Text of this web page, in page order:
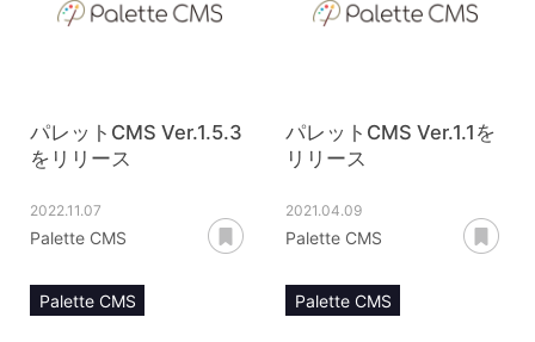
パレットCMS Ver.1.5.3
をリリース
2022.11.07
Palette CMS
あとで読む
Palette CMS
パレットCMS Ver.1.1を
リリース
2021.04.09
Palette CMS
Palette CMS